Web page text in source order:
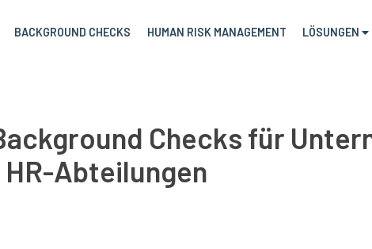
BACKGROUND CHECKS HUMAN RISK MANAGEMENT LÖSUNGEN
Checks für
HR-Abteilungen